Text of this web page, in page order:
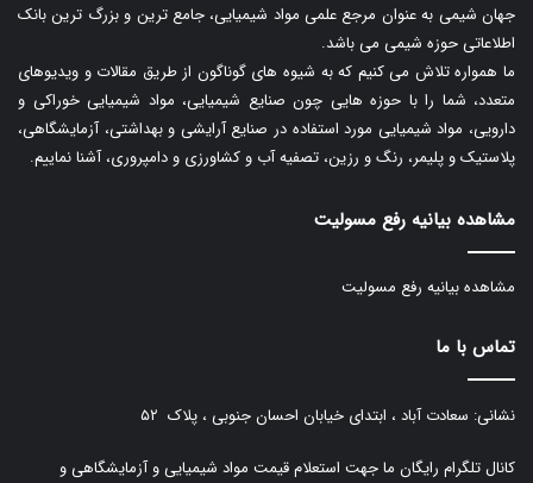
جهان شیمی به عنوان مرجع علمی مواد شیمیایی، جامع ترین و بزرگ ترین بانک
اطلاعاتی حوزه شیمی می باشد.
ما همواره تلاش می کنیم که به شیوه های گوناگون از طریق مقالات و ویدیوهای
متعدد، شما را با حوزه هایی چون صنایع شیمیایی، مواد شیمیایی خوراکی و
دارویی، مواد شیمیایی مورد استفاده در صنایع آرایشی و بهداشتی، آزمایشگاهی،
پلاستیک و پلیمر، رنگ و رزین، تصفیه آب و کشاورزی و دامپروری، آشنا نماییم.
مشاهده بیانیه رفع مسولیت
مشاهده بیانیه رفع مسولیت
تماس با ما
نشانی: سعادت آباد ، ابتدای خیابان احسان جنوبی ، پلاک ۵۲
کانال تلگرام رایگان ما جهت استعلام قیمت مواد شیمیایی و آزمایشگاهی و